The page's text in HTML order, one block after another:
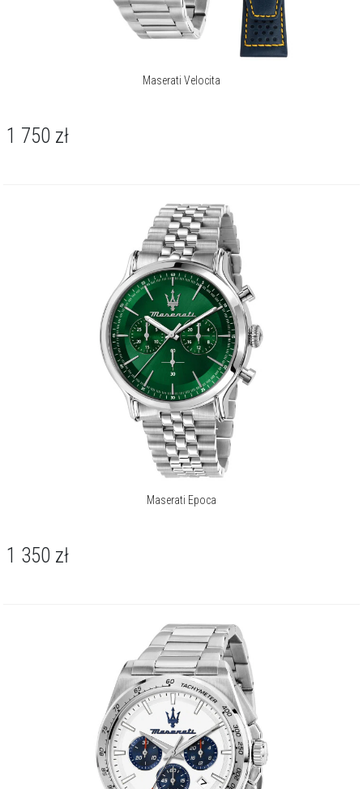
Maserati Velocita
1 750 zł
Maserati Epoca
1 350 zł